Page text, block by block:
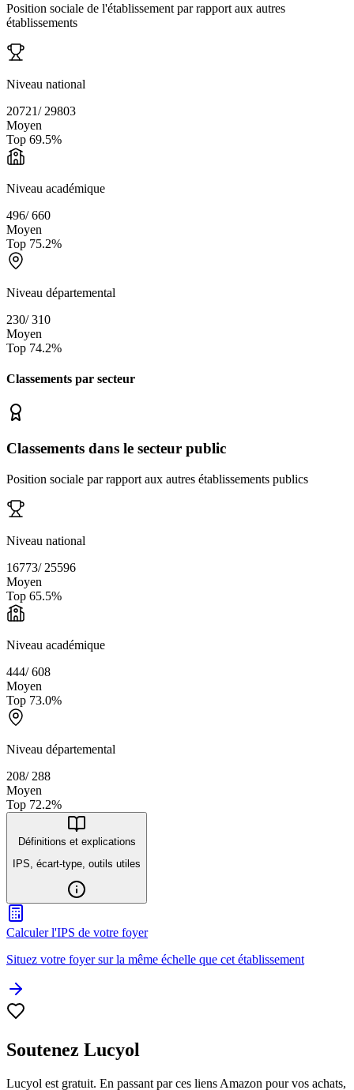
Position sociale de l'établissement par rapport aux autres
établissements
Niveau national
20721/ 29803
Moyen
Top 69.5%
Niveau académique
496/660
Moyen
Top 75.2%
Niveau départemental
230/310
Moyen
Top 74.2%
Classements par secteur
Classements dans le secteur public
Position sociale par rapport aux autres établissements publics
Niveau national
16773/ 25596
Moyen
Top 65.5%
Niveau académique
444/608
Moyen
Top 73.0%
Niveau départemental
208/ 288
Moyen
Top 72.2%
Définitions et explications
IPS, écart-type, outils utiles
Calculer l'IPS de votre foyer
Situez votre foyer sur la même échelle que cet établissement
Soutenez Lucyol
Lucyol est gratuit. En passant par ces liens Amazon pour vos achats,